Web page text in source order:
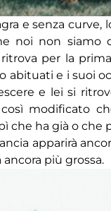
e senza curve,
noi non siamo
per la
abituati e i suoi
e lei si
modificato
che ha già o che
apparirà
più grossa.